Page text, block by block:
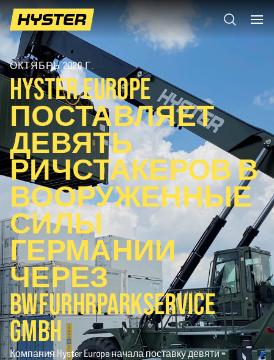
ОКТЯБРЬ 2020 Г.
HYSTER EUROPE
ПОСТАВЛЯЕТ
ДЕВЯТЬ
РИЧСТАКЕРОВ В
ВООРУЖЕННЫЕ
СИЛЫ
ГЕРМАНИИ
ЧЕРЕЗ
BWFURHRPARKSERVICE
GMBH
Компания Hyster Europe начала поставку девяти